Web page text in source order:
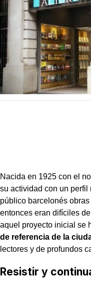
Nacida en 1925 con el
su actividad con un perfil
público barcelonés
entonces eran difíciles
aquel proyecto inicial se
de referencia de la
lectores y de profundos
Resistir y